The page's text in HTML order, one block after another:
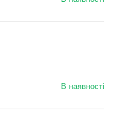
В наявності